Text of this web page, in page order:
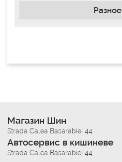
Разное
Магазин Шин
Strada Calea Basarabiei 44
Автосервис в кишиневе
Strada Calea Basarabiei 44